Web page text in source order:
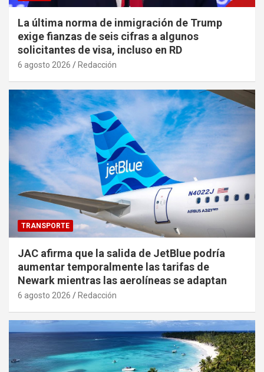
La última norma de inmigración de Trump
exige fianzas de seis cifras a algunos
solicitantes de visa, incluso en RD
6 agosto 2026 Redacción
TRANSPORTE
JAC afirma que la salida de JetBlue podría
aumentar temporalmente las tarifas de
Newark mientras las aerolíneas se adaptan
6 agosto 2026 Redacción